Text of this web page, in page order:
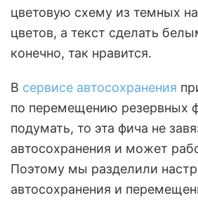
цветовую схему из темных
цветов, а текст сделать
конечно, так нравится.
В сервисе автосохранения
по перемещению резервных
подумать, то эта фича не
автосохранения и может
Поэтому мы разделили
автосохранения и